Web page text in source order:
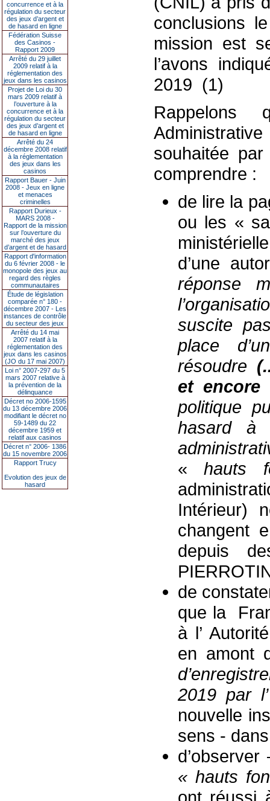
concurrence et à la
régulation du secteur
des jeux d’argent et
de hasard en ligne
Fédération Suisse
des Casinos -
Rapport 2009
Arrêté du 29 juillet
2009 relatif à la
réglementation des
jeux dans les casinos
Projet de Loi du 30
mars 2009 relatif à
l’ouverture à la
concurrence et à la
régulation du secteur
des jeux d’argent et
de hasard en ligne
Arrêté du 24
décembre 2008 relatif
à la réglementation
des jeux dans les
casinos
Rapport Bauer - Juin
2008 - Jeux en ligne
et menaces
criminelles
Rapport Durieux -
MARS 2008 -
Rapport de la mission
sur l’ouverture du
marché des jeux
d’argent et de hasard
Rapport d'information
du 6 février 2008 - le
monopole des jeux au
regard des règles
communautaires
Étude de législation
comparée n° 180 -
décembre 2007 - Les
instances de contrôle
du secteur des jeux
Arrêté du 14 mai
2007 relatif à la
réglementation des
jeux dans les casinos
(JO du 17 mai 2007)
Loi n° 2007-297 du 5
mars 2007 relative à
la prévention de la
délinquance
Décret no 2006-1595
du 13 décembre 2006
modifiant le décret no
59-1489 du 22
décembre 1959 et
relatif aux casinos
Décret n° 2006- 1386
du 15 novembre 2006
Rapport Trucy
Evolution des jeux de
hasard
conclusions
mission est
l’avons
2019 (1)
Rappelons
souhaitée
comprendre :
de lire la
ou les «
d’une
réponse
suscite
place
résoudre
et
politique
hasard à
«hauts
Intérieur)
changent
depuis
de
que la
à l’
en amont
2019 par
nouvelle
sens -
« hauts